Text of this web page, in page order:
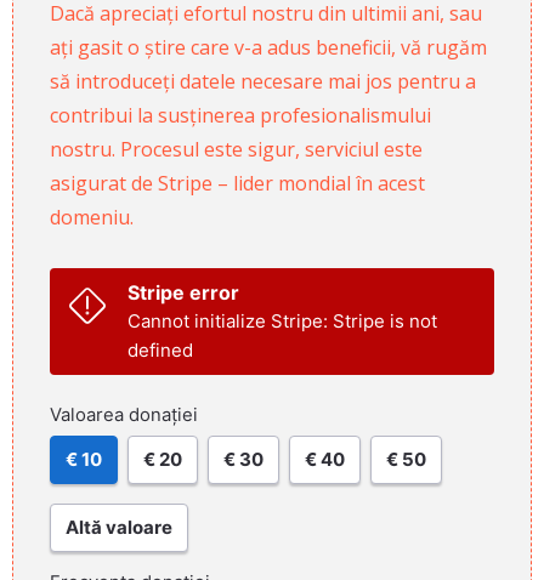
Dacă apreciați efortul nostru din ultimii ani, sau
ați gasit o știre care v-a adus beneficii, vă rugăm
să introduceți datele necesare mai jos pentru a
contribui la susținerea profesionalismului
nostru. Procesul este sigur, serviciul este
asigurat de Stripe – lider mondial în acest
domeniu.
Stripe error
Cannot initialize Stripe: Stripe is not
defined
Valoarea donației
€ 10 € 20 € 30 € 40 € 50
Altă valoare